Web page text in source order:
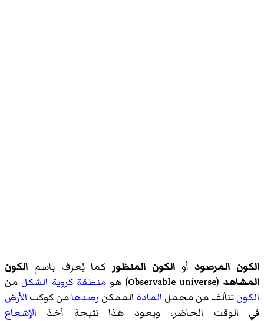
الكون المرصودأوالكون المنظوركما يُعرف باسم الكون
المشاهد (
Observable universe)‏ هومنطقة كروية الشكل من
الكونتتألف من مجمل المادة الممكن رصدهامن كوكب الأرض
في الوقت الحاضر، ويعود هذا نتيجة أخذ الإشعاع